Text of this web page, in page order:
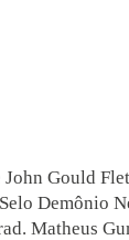
John Gould
Demônio
Matheus